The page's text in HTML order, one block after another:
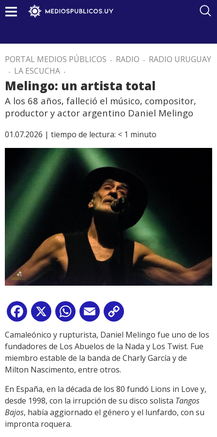
PORTAL MEDIOS PÚBLICOS . RADIO . RADIO URUGUAY
. LA ESCUCHA .
Melingo: un artista total
A los 68 años, falleció el músico, compositor,
productor y actor argentino Daniel Melingo
01.07.2026 | tiempo de lectura: < 1 minuto
Facebook
X WhatsApp
Email
Link
Camaleónico y rupturista, Daniel Melingo fue uno de los
fundadores de Los Abuelos de la Nada y Los Twist. Fue
miembro estable de la banda de Charly García y de
Milton Nascimento, entre otros.
En España, en la década de los 80 fundó Lions in Love y,
desde 1998, con la irrupción de su disco solista Tangos
Bajos, había aggiornado el género y el lunfardo, con su
impronta roquera.